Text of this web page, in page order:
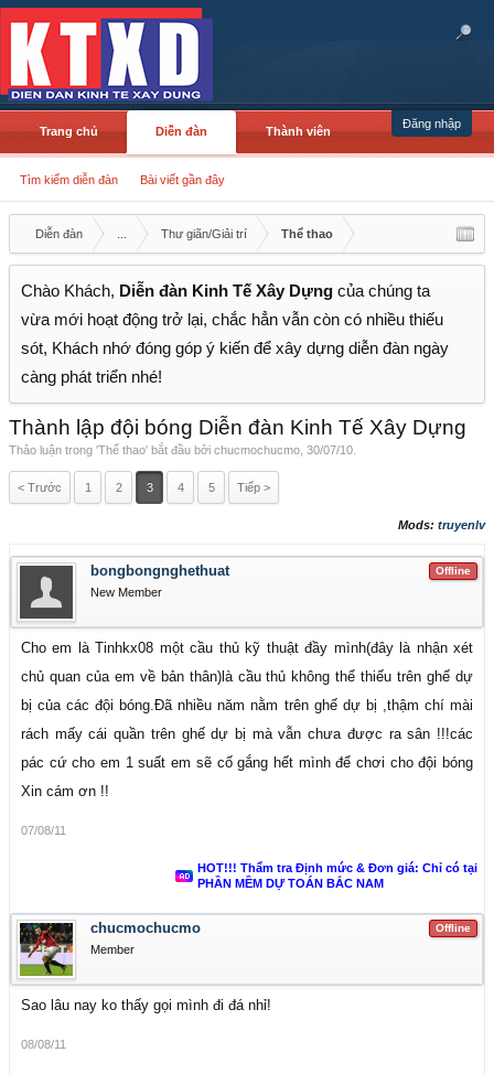
Đăng nhập
Trang chủ Diễn đàn
Tìm kiếm diễn đàn Bài viết gần đây
Thành viên
Diễn đàn Thư giãn/Giải trí Thể thao
Chào Khách, Diễn đàn Kinh Tế Xây Dựng của chúng ta
vừa mới hoạt động trở lại, chắc hẳn vẫn còn có nhiều thiếu
sót, Khách nhớ đóng góp ý kiến để xây dựng diễn đàn ngày
càng phát triển nhé!
Thành lập đội bóng Diễn đàn Kinh Tế Xây Dựng
Thảo luận trong 'Thể thao' bắt đầu bởi chucmochucmo 30/07/10
< Trước 1 2 3 4 5 Tiếp >
Mods: truyenlv
Offline
bongbongnghethuat
New Member
Cho em là Tinhkx08 một cầu thủ kỹ thuật đầy mình(đây là nhận xét
chủ quan của em về bản thân)là cầu thủ không thể thiếu trên ghế dự
bị của các đội bóng.Đã nhiều năm nằm trên ghế dự bị ,thậm chí mài
rách mấy cái quần trên ghế dự bị mà vẫn chưa được ra sân !!!các
pác cứ cho em 1 suất em sẽ cố gắng hết mình để chơi cho đội bóng
Xin cám ơn !!
07/08/11
HOT!!! Thẩm tra Định mức & Đơn giá: Chỉ có tại
PHẦN MỀM DỰ TOÁN BẮC NAM
Offline
chucmochucmo
Member
Sao lâu nay ko thấy gọi mình đi đá nhỉ!
08/08/11